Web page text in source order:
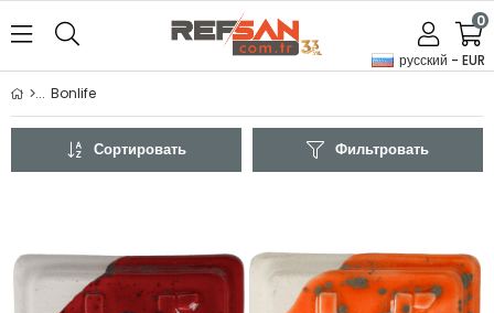
русский - EUR
0
Bonlife
Фильтровать
Сортировать